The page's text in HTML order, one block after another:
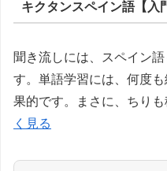
キクタンスペイン語【入
聞き流しには、スペイン語
す。単語学習には、何度
果的です。まさに、ちりも
く見る